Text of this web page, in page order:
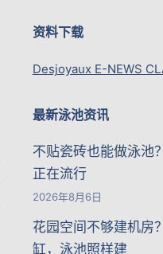
资料下载
Desjoyaux E-NEWS
最新泳池资讯
不贴瓷砖也能做泳池
正在流行
2026年8月6日
花园空间不够建机房
缸，泳池照样建